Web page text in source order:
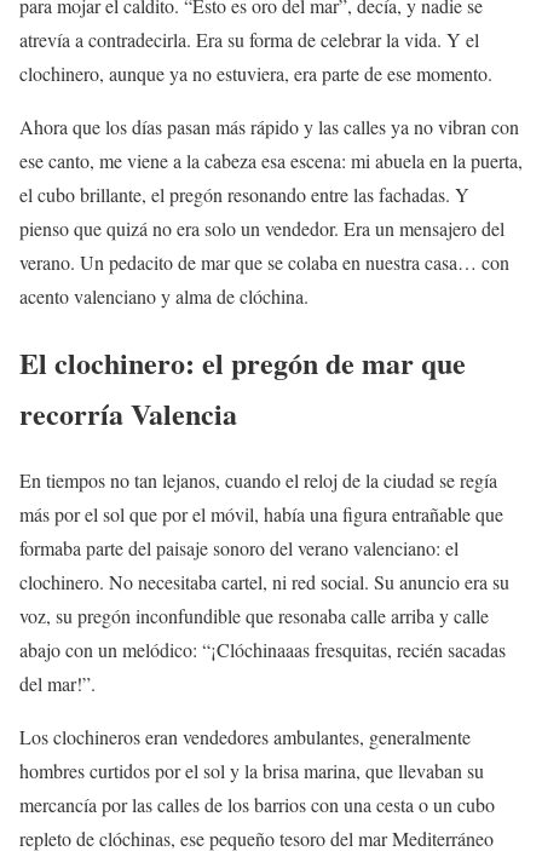
para mojar el caldito. “Esto es oro del mar”, decía, y nadie se
atrevía a contradecirla. Era su forma de celebrar la vida. Y el
clochinero, aunque ya no estuviera, era parte de ese momento.
Ahora que los días pasan más rápido y las calles ya no vibran con
ese canto, me viene a la cabeza esa escena: mi abuela en la puerta,
el cubo brillante, el pregón resonando entre las fachadas. Y
pienso que quizá no era solo un vendedor. Era un mensajero del
verano. Un pedacito de mar que se colaba en nuestra casa… con
acento valenciano y alma de clóchina.
El clochinero: el pregón de mar que
recorría Valencia
En tiempos no tan lejanos, cuando el reloj de la ciudad se regía
más por el sol que por el móvil, había una figura entrañable que
formaba parte del paisaje sonoro del verano valenciano: el
clochinero. No necesitaba cartel, ni red social. Su anuncio era su
voz, su pregón inconfundible que resonaba calle arriba y calle
abajo con un melódico: “¡Clóchinaaas fresquitas, recién sacadas
del mar!”.
Los clochineros eran vendedores ambulantes, generalmente
hombres curtidos por el sol y la brisa marina, que llevaban su
mercancía por las calles de los barrios con una cesta o un cubo
repleto de clóchinas, ese pequeño tesoro del mar Mediterráneo